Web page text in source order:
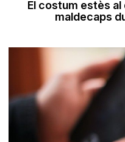
El costum estès
maldecaps